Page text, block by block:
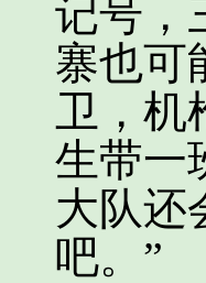
记号，
寨也可
卫，机
生带一
大队还
吧。”